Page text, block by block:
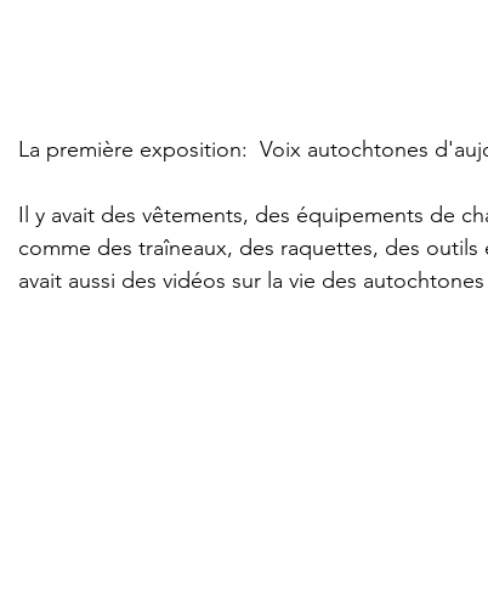
La première exposition:  Voix autochtones
Il y avait des vêtements, des équipements de
comme des traîneaux, des raquettes, des
avait aussi des vidéos sur la vie des